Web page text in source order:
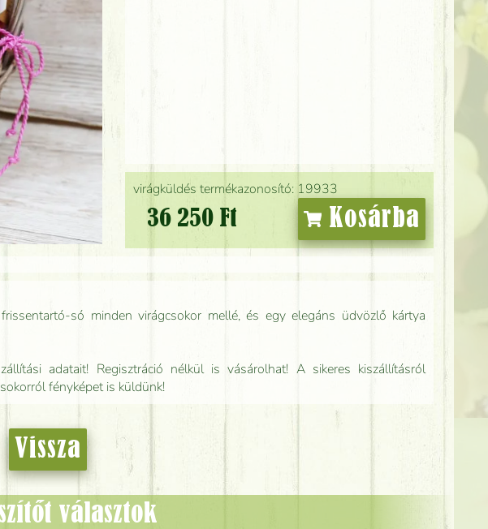
virágküldés termékazonosító: 19933
36 250 Ft Kosárba
só minden virágcsokor mellé, és egy elegáns üdvözlő kártya
adatait! Regisztráció nélkül is vásárolhat! A sikeres kiszállításról
fényképet is küldünk!
Vissza
választok